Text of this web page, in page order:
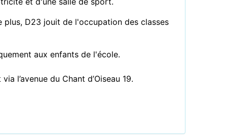
plus, D23 jouit de l'occupation des classes
aux enfants de l'école.
l’avenue du Chant d’Oiseau 19.